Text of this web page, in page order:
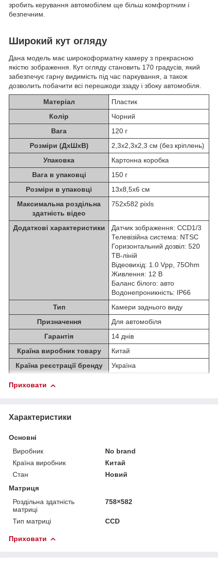
зробить керування автомобілем ще більш комфортним і
безпечним.
Широкий кут огляду
Дана модель має широкоформатну камеру з прекрасною
якістю зображення. Кут огляду становить 170 градусів, який
забезпечує гарну видимість під час паркування, а також
дозволить побачити всі перешкоди ззаду і збоку автомобіля.
Матеріал
Пластик
Колір
Чорний
Вага
120 г
Розміри (ДхШхВ)
2,3х2,3х2,3 см (без кріплень)
Упаковка
Картонна коробка
Вага в упаковці
150 г
Розміри в упаковці
13х8,5х6 см
Максимальна роздільна
здатність відео
752x582 pixls
Додаткові характеристики
Датчик зображення: ССD1/3
Телевізійна система: NTSC
Горизонтальний дозвіл: 520
ТВ-ліній
Відеовихід: 1.0 Vpp, 75Ohm
Живлення: 12 В
Баланс білого: авто
Водонепроникність: IP66
Тип
Камери заднього виду
Призначення
Для автомобіля
Гарантія
14 днів
Країна виробник товару
Китай
Країна реєстрації бренду
Україна
Приховати
Характеристики
Основні
Виробник
No brand
Країна виробник
Китай
Стан
Новий
Матриця
Роздільна здатність
матриці
758×582
Тип матриці CCD
Приховати